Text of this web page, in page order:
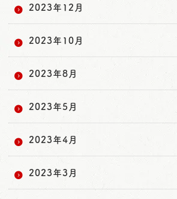
2023年12月
2023年10月
2023年8月
2023年5月
2023年4月
2023年3月